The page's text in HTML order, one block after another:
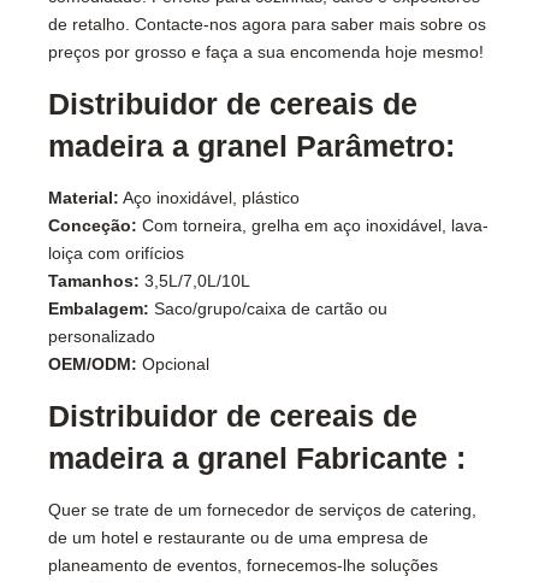
de retalho. Contacte-nos agora para saber mais sobre os
preços por grosso e faça a sua encomenda hoje mesmo!
Distribuidor de cereais de
madeira a granel Parâmetro:
Material: Aço inoxidável, plástico
Conceção: Com torneira, grelha em aço inoxidável, lava-
loiça com orifícios
Tamanhos: 3,5L/7,0L/10L
Embalagem: Saco/grupo/caixa de cartão ou
personalizado
OEM/ODM: Opcional
Distribuidor de cereais de
madeira a granel Fabricante :
Quer se trate de um fornecedor de serviços de catering,
de um hotel e restaurante ou de uma empresa de
planeamento de eventos, fornecemos-lhe soluções